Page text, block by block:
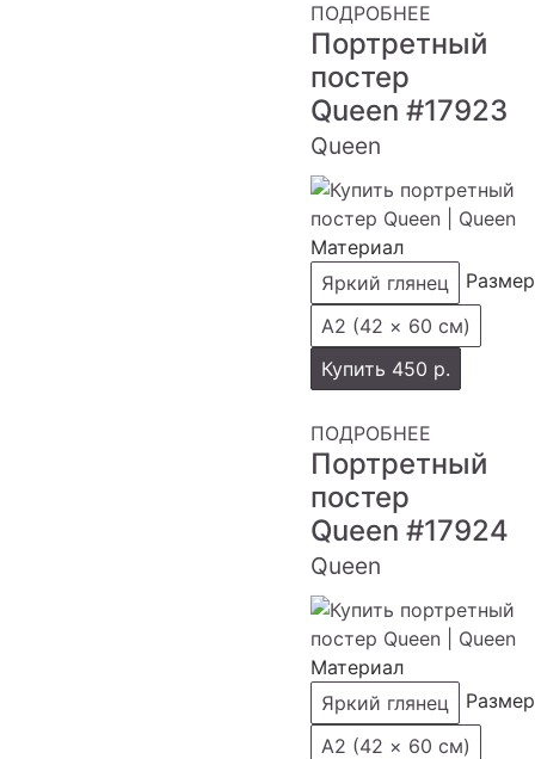
ПОДРОБНЕЕ
Портретный
постер
Queen #17923
Queen
Материал
Яркий глянец
Размер
А2 (42 × 60 см)
Купить 450 р.
ПОДРОБНЕЕ
Портретный
постер
Queen #17924
Queen
Материал
Яркий глянец
Размер
А2 (42 × 60 см)